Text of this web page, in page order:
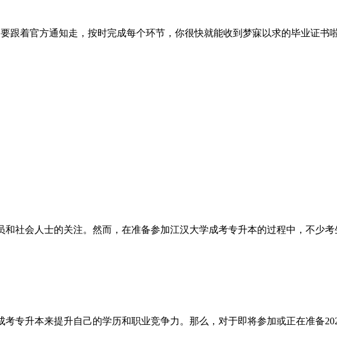
跟着官方通知走，按时完成每个环节，你很快就能收到梦寐以求的毕业证书
社会人士的关注。然而，在准备参加江汉大学成考专升本的过程中，不少
专升本来提升自己的学历和职业竞争力。那么，对于即将参加或正在准备